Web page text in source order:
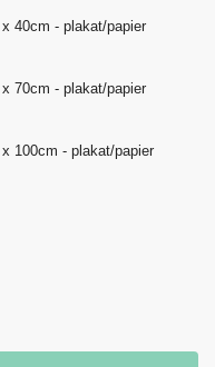
40cm - plakat/papier
70cm - plakat/papier
100cm - plakat/papier